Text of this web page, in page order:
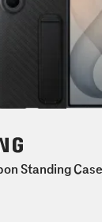
Standing